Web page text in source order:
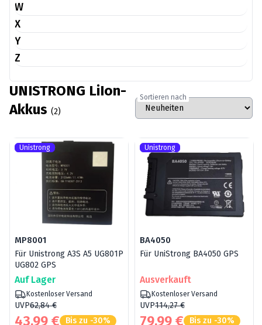
W
X
Y
Z
UNISTRONG LiIon-
Akkus (2)
Sortieren nach
Unistrong
MP8001
Für Unistrong A3S A5 UG801P
UG802 GPS
Auf Lager
Kostenloser Versand
UVP62,84 €
43,99 € Bis zu -30%
Unistrong
BA4050
Für UniStrong BA4050 GPS
Ausverkauft
Kostenloser Versand
UVP114,27 €
79,99 € Bis zu -30%